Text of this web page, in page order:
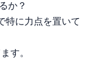
か？
特に力点を置いて
す。